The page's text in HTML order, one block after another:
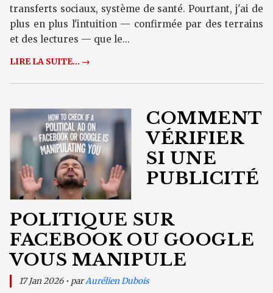
transferts sociaux, système de santé. Pourtant, j'ai de
plus en plus l'intuition — confirmée par des terrains
et des lectures — que le...
LIRE LA SUITE... →
COMMENT
VÉRIFIER
SI UNE
PUBLICITÉ
POLITIQUE SUR
FACEBOOK OU GOOGLE
VOUS MANIPULE
17 Jan 2026 • parAurélien Dubois